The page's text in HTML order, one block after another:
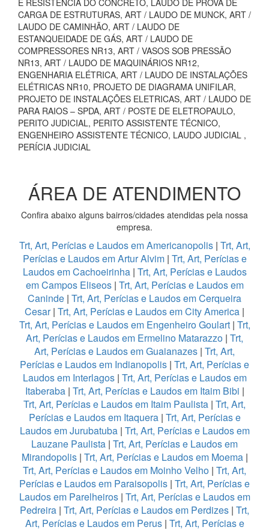
E RESISTÊNCIA DO CONCRETO, LAUDO DE PROVA DE
CARGA DE ESTRUTURAS, ART / LAUDO DE MUNCK, ART /
LAUDO DE CAMINHÃO, ART / LAUDO DE
ESTANQUEIDADE DE GÁS, ART / LAUDO DE
COMPRESSORES NR13, ART / VASOS SOB PRESSÃO
NR13, ART / LAUDO DE MAQUINÁRIOS NR12,
ENGENHARIA ELÉTRICA, ART / LAUDO DE INSTALAÇÕES
ELÉTRICAS NR10, PROJETO DE DIAGRAMA UNIFILAR,
PROJETO DE INSTALAÇÕES ELETRICAS, ART / LAUDO DE
PARA RAIOS – SPDA, ART / POSTE DE ELETROPAULO,
PERITO JUDICIAL, PERITO ASSISTENTE TÉCNICO,
ENGENHEIRO ASSISTENTE TÉCNICO, LAUDO JUDICIAL ,
PERÍCIA JUDICIAL
ÁREA DE ATENDIMENTO
Confira abaixo alguns bairros/cidades atendidas pela nossa
empresa.
Trt, Art, Perícias e Laudos em Americanopolis | Trt, Art,
Perícias e Laudos em Artur Alvim | Trt, Art, Perícias e
Laudos em Cachoeirinha| Trt, Art, Perícias e Laudos
em Campos Eliseos | Trt, Art, Perícias e Laudos em
Caninde | Trt, Art, Perícias e Laudos em Cerqueira
Cesar| Trt, Art, Perícias e Laudos em City America |
Trt, Art, Perícias e Laudos em Engenheiro Goulart | Trt,
Art, Perícias e Laudos em Ermelino Matarazzo | Trt,
Art, Perícias e Laudos em Guaianazes | Trt, Art,
Perícias e Laudos em Indianopolis | Trt, Art, Perícias e
Laudos em Interlagos| Trt, Art, Perícias e Laudos em
Itaberaba| Trt, Art, Perícias e Laudos em Itaim Bibi |
Trt, Art, Perícias e Laudos em Itaim Paulista | Trt, Art,
Perícias e Laudos em Itaquera| Trt, Art, Perícias e
Laudos em Jurubatuba| Trt, Art, Perícias e Laudos em
Lauzane Paulista | Trt, Art, Perícias e Laudos em
Mirandopolis| Trt, Art, Perícias e Laudos em Moema|
Trt, Art, Perícias e Laudos em Moinho Velho | Trt, Art,
Perícias e Laudos em Paraisopolis | Trt, Art, Perícias e
Laudos em Parelheiros| Trt, Art, Perícias e Laudos em
Pedreira | Trt, Art, Perícias e Laudos em Perdizes | Trt,
Art, Perícias e Laudos em Perus| Trt, Art, Perícias e